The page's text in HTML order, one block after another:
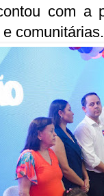
com a
comunitárias.